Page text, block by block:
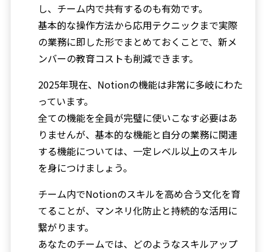
し、チーム内で共有するのも有効です。
基本的な操作方法から応用テクニックまで実際
の業務に即した形でまとめておくことで、新メ
ンバーの教育コストも削減できます。
2025年現在、Notionの機能は非常に多岐にわた
っています。
全ての機能を全員が完璧に使いこなす必要はあ
りませんが、基本的な機能と自分の業務に関連
する機能については、一定レベル以上のスキル
を身につけましょう。
チーム内でNotionのスキルを高め合う文化を育
てることが、マンネリ化防止と持続的な活用に
繋がります。
あなたのチームでは、どのようなスキルアップ